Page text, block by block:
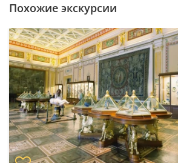
Похожие экскурсии